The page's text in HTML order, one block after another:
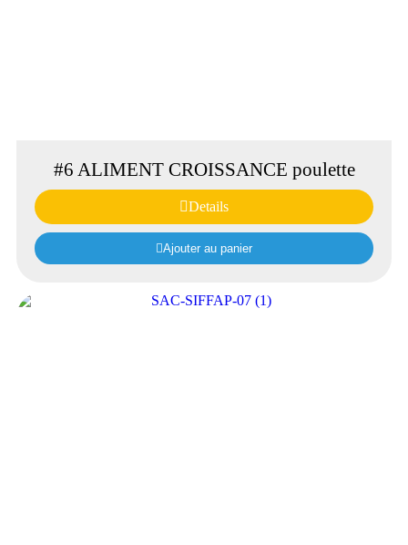
#6 ALIMENT CROISSANCE poulette
Details
Ajouter au panier